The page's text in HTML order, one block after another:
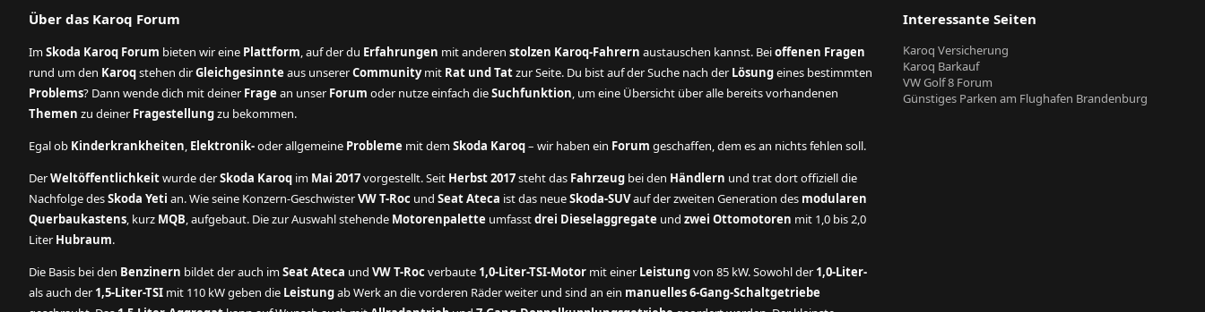
Über das Karoq Forum
ImSkoda Karoq Forum bieten wir eine Plattform, auf der du Erfahrungen mit anderen stolzen Karoq-Fahrern austauschen kannst. Beioffenen Fragen
rund um den Karoqstehen dirGleichgesinnte aus unsererCommunitymit Rat und Tatzur Seite. Du bist auf der Suche nach der Lösungeines bestimmten
Problems? Dann wende dich mit deiner Frage an unser Forum oder nutze einfach dieSuchfunktion, um eine Übersicht über alle bereits vorhandenen
Themen zu deiner Fragestellungzu bekommen.
Egal ob Kinderkrankheiten, Elektronik-oder allgemeine Probleme mit demSkoda Karoq– wir haben ein Forum geschaffen, dem es an nichts fehlen soll.
DerWeltöffentlichkeitwurde derSkoda Karoq im Mai 2017vorgestellt. Seit Herbst 2017steht das Fahrzeug bei den Händlern und trat dort offiziell die
Nachfolge desSkoda Yeti an. Wie seine Konzern-GeschwisterVW T-Roc und Seat Ateca ist das neueSkoda-SUVauf der zweiten Generation des modularen
Querbaukastens, kurz MQB, aufgebaut. Die zur Auswahl stehende Motorenpalette umfasstdrei Dieselaggregate und zwei Ottomotoren mit 1,0 bis 2,0
Liter Hubraum.
Die Basis bei den Benzinern bildet der auch imSeat Ateca und VW T-Rocverbaute 1,0-Liter-TSI-Motor mit einer Leistungvon 85 kW. Sowohl der 1,0-Liter-
als auch der 1,5-Liter-TSI mit 110 kW geben die Leistungab Werk an die vorderen Räder weiter und sind an ein manuelles 6-Gang-Schaltgetriebe
Interessante Seiten
Karoq Versicherung
Karoq Barkauf
VW Golf 8 Forum
Günstiges Parken am Flughafen Brandenburg